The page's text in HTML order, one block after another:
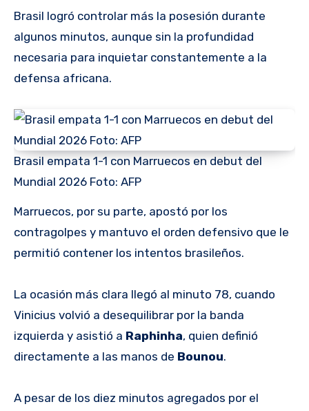
Brasil logró controlar más la posesión durante
algunos minutos, aunque sin la profundidad
necesaria para inquietar constantemente a la
defensa africana.
Brasil empata 1-1 con Marruecos en debut del
Mundial 2026 Foto: AFP
Marruecos, por su parte, apostó por los
contragolpes y mantuvo el orden defensivo que le
permitió contener los intentos brasileños.
La ocasión más clara llegó al minuto 78, cuando
Vinicius volvió a desequilibrar por la banda
izquierda y asistió a Raphinha, quien definió
directamente a las manos de Bounou.
A pesar de los diez minutos agregados por el